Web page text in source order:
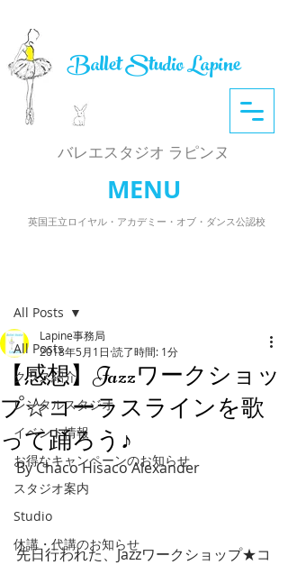
英国王立ロイヤル・アカデミー・オブ・ダンス公認校
​バレエスタジオ ラピンヌ
Ballet Studio Lapine
MENU
All Posts
クラス紹介
レンタルスタジオ
イベント情報
お得なキャンペーンのお知らせ
スタジオ案内
Studio
休講・代講のお知らせ
All Posts
【感想】Jazzワークショッ
プ☆コーラスラインを歌
って踊ろう♪
Lapine事務局
2018年5月1日 読了時間: 1分
By Chaco Hisaco Alexander
先日行われた、Jazzワークショップ★コ